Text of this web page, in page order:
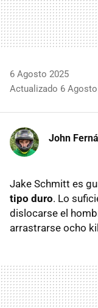
6 Agosto 2025
Actualizado 6 Agosto
John
Jake Schmitt es
tipo duro. Lo
dislocarse el
arrastrarse ocho